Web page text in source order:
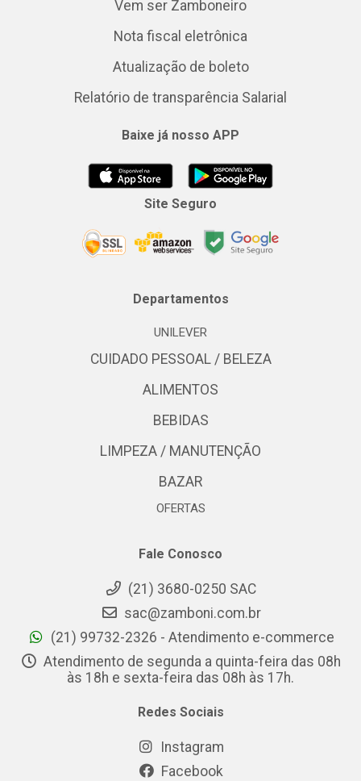
Vem ser Zamboneiro
Nota fiscal eletrônica
Atualização de boleto
Relatório de transparência Salarial
Baixe já nosso APP
Site Seguro
Departamentos
UNILEVER
CUIDADO PESSOAL / BELEZA
ALIMENTOS
BEBIDAS
LIMPEZA / MANUTENÇÃO
BAZAR
OFERTAS
Fale Conosco
(21) 3680-0250 SAC
sac@zamboni.com.br
(21) 99732-2326 - Atendimento e-commerce
Atendimento de segunda a quinta-feira das 08h
às 18h e sexta-feira das 08h às 17h.
Redes Sociais
Instagram
Facebook